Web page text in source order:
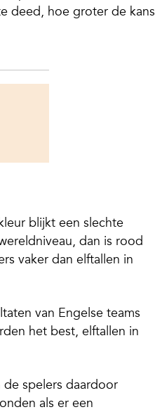
deed, hoe groter de kans
blijkt een slechte
dan is rood
vaker dan elftallen in
van Engelse teams
het best, elftallen in
spelers daardoor
als er een